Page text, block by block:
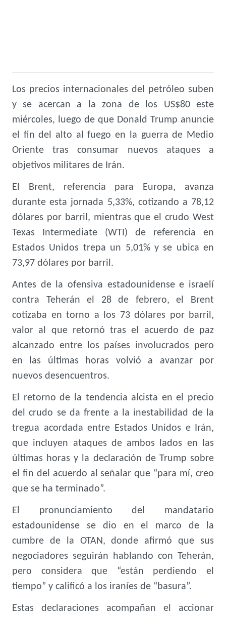
Los precios internacionales del petróleo suben
y se acercan a la zona de los US$80 este
miércoles, luego de que Donald Trump anuncie
el fin del alto al fuego en la guerra de Medio
Oriente tras consumar nuevos ataques a
objetivos militares de Irán.
El Brent, referencia para Europa, avanza
durante esta jornada 5,33%, cotizando a 78,12
dólares por barril, mientras que el crudo West
Texas Intermediate (WTI) de referencia en
Estados Unidos trepa un 5,01% y se ubica en
73,97 dólares por barril.
Antes de la ofensiva estadounidense e israelí
contra Teherán el 28 de febrero, el Brent
cotizaba en torno a los 73 dólares por barril,
valor al que retornó tras el acuerdo de paz
alcanzado entre los países involucrados pero
en las últimas horas volvió a avanzar por
nuevos desencuentros.
El retorno de la tendencia alcista en el precio
del crudo se da frente a la inestabilidad de la
tregua acordada entre Estados Unidos e Irán,
que incluyen ataques de ambos lados en las
últimas horas y la declaración de Trump sobre
el fin del acuerdo al señalar que “para mí, creo
que se ha terminado”.
El pronunciamiento del mandatario
estadounidense se dio en el marco de la
cumbre de la OTAN, donde afirmó que sus
negociadores seguirán hablando con Teherán,
pero considera que “están perdiendo el
tiempo” y calificó a los iraníes de “basura”.
Estas declaraciones acompañan el accionar